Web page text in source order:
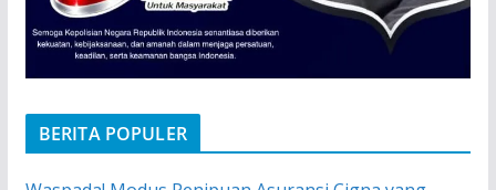
BERITA POPULER